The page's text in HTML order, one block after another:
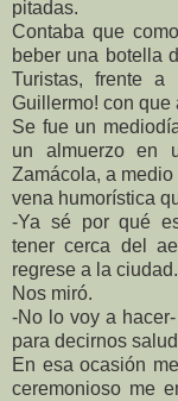
pitadas.
Contaba que
beber una botella
Turistas, frente
Guillermo! con que
Se fue un
un almuerzo en
Zamácola, a
vena humorística
-Ya sé por qué
tener cerca del
regrese a la ciudad.
Nos miró.
-No lo voy a
para decirnos
En esa ocasión
ceremonioso me